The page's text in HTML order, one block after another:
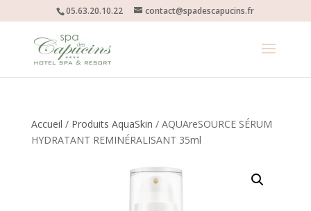
05.63.20.10.22 contact@spadescapucins.fr
Accueil / Produits AquaSkin / AQUAreSOURCE SÉRUM
HYDRATANT REMINÉRALISANT 35ml